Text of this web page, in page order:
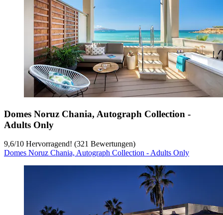
Domes Noruz Chania, Autograph Collection -
Adults Only
9,6/10 Hervorragend! (321 Bewertungen)
Domes Noruz Chania, Autograph Collection - Adults Only